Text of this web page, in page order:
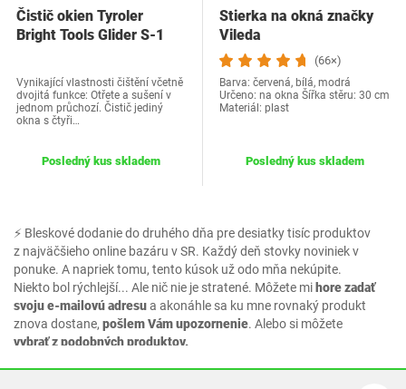
⚡ Bleskové dodanie do druhého dňa pre desiatky tisíc produktov
z najväčšieho online bazáru v SR. Každý deň stovky noviniek v
ponuke. A napriek tomu, tento kúsok už odo mňa nekúpite.
Niekto bol rýchlejší... Ale nič nie je stratené. Môžete mi hore zadať
svoju e-mailovú adresua akonáhle sa ku mne rovnaký produkt
znova dostane, pošlem Vám upozornenie. Alebo si môžete
vybrať z podobných produktov.
Čistič okien Tyroler
Bright Tools Glider S-1
Vynikající vlastnosti čištění včetně
dvojitá funkce: Otřete a sušení v
jednom průchozí. Čistič jediný
okna s čtyři…
Posledný kus skladem
Stierka na okná značky
Vileda
(66×)
Barva: červená, bílá, modrá
Určeno: na okna Šířka stěru: 30 cm
Materiál: plast
Posledný kus skladem